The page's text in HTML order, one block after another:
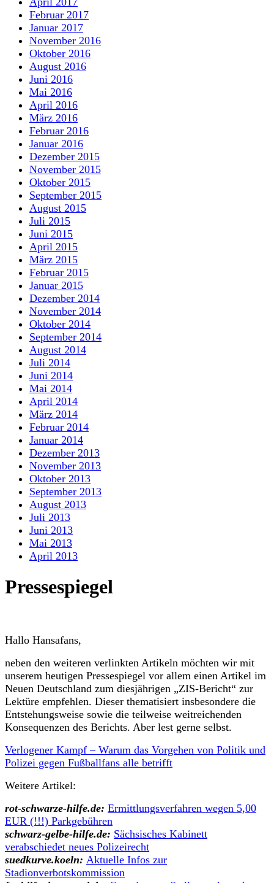
Februar 2017
Januar 2017
November 2016
Oktober 2016
August 2016
Juni 2016
Mai 2016
April 2016
März 2016
Februar 2016
Januar 2016
Dezember 2015
November 2015
Oktober 2015
September 2015
August 2015
Juli 2015
Juni 2015
April 2015
März 2015
Februar 2015
Januar 2015
Dezember 2014
November 2014
Oktober 2014
September 2014
August 2014
Juli 2014
Juni 2014
Mai 2014
April 2014
März 2014
Februar 2014
Januar 2014
Dezember 2013
November 2013
Oktober 2013
September 2013
August 2013
Juli 2013
Juni 2013
Mai 2013
April 2013
Pressespiegel
Hallo Hansafans,
neben den weiteren verlinkten Artikeln möchten wir mit
unserem heutigen Pressespiegel vor allem einen Artikel im
Neuen Deutschland zum diesjährigen „ZIS-Bericht“ zur
Lektüre empfehlen. Dieser thematisiert insbesondere die
Entstehungsweise sowie die teilweise weitreichenden
Konsequenzen des Berichts. Aber lest gerne selbst.
Verlogener Kampf – Warum das Vorgehen von Politik und
Polizei gegen Fußballfans alle betrifft
Weitere Artikel:
rot-schwarze-hilfe.de: Ermittlungsverfahren wegen 5,00
EUR (!!!) Parkgebühren
schwarz-gelbe-hilfe.de: Sächsisches Kabinett
verabschiedet neues Polizeirecht
suedkurve.koeln: Aktuelle Infos zur
Stadionverbotskommission